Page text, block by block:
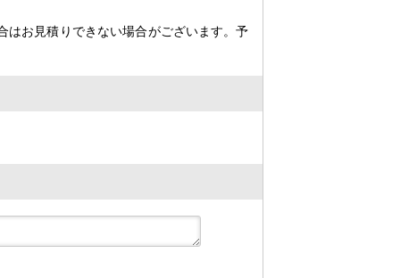
お見積りできない場合がございます。予